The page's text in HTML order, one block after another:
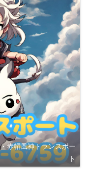
赤帽風神トランスポー
ト